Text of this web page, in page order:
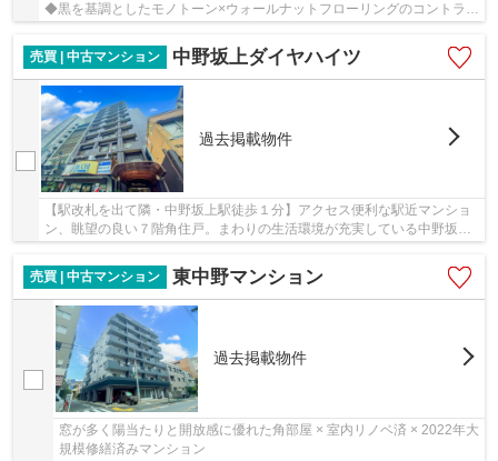
◆黒を基調としたモノトーン×ウォールナットフローリングのコントラス
売買 | 中古マンション
中野坂上ダイヤハイツ
過去掲載物件
【駅改札を出て隣・中野坂上駅徒歩１分】アクセス便利な駅近マンショ
ン、眺望の良い７階角住戸。まわりの生活環境が充実している中野坂上
売買 | 中古マンション
東中野マンション
過去掲載物件
窓が多く陽当たりと開放感に優れた角部屋 × 室内リノベ済 × 2022年大
規模修繕済みマンション